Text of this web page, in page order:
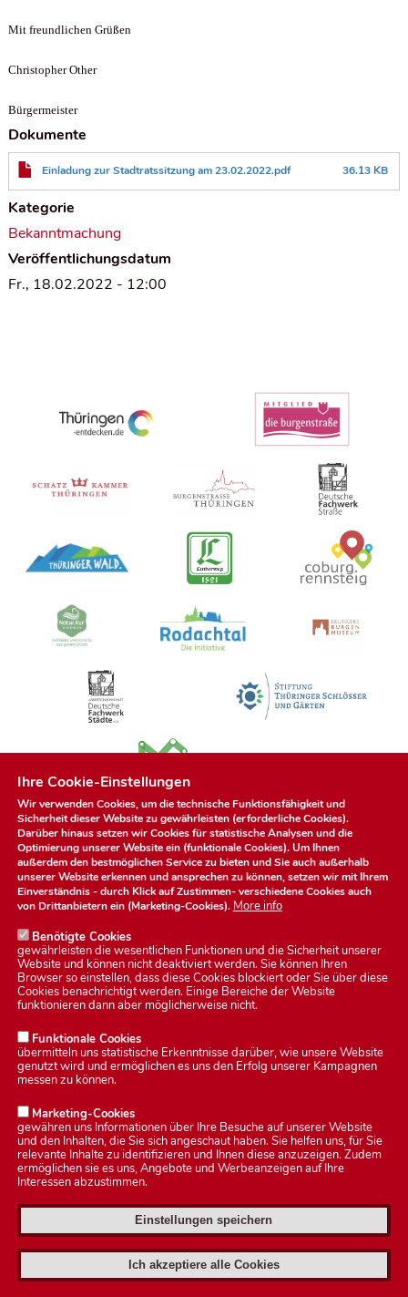
Mit freundlichen Grüßen
Christopher Other
Bürgermeister
Dokumente
Einladung zur Stadtratssitzung am 23.02.2022.pdf 36.13 KB
Kategorie
Bekanntmachung
Veröffentlichungsdatum
Fr., 18.02.2022 - 12:00
Datenschutzerklärung
Impressum
© 2026 Stadt Heldburg.Alle Rechte vorbehalten.
U
Anmelden
Ihre Cookie-Einstellungen
Wir verwenden Cookies, um die technische Funktionsfähigkeit und
Sicherheit dieser Website zu gewährleisten (erforderliche Cookies).
Darüber hinaus setzen wir Cookies für statistische Analysen und die
Optimierung unserer Website ein (funktionale Cookies). Um Ihnen
außerdem den bestmöglichen Service zu bieten und Sie auch außerhalb
unserer Website erkennen und ansprechen zu können, setzen wir mit Ihrem
Einverständnis - durch Klick aufZustimmen- verschiedene Cookies auch
von Drittanbietern ein (Marketing-Cookies). More info
Benötigte Cookies
gewährleisten die wesentlichen Funktionen und die Sicherheit unserer
Website und können nicht deaktiviert werden. Sie können Ihren
Browser so einstellen, dass diese Cookies blockiert oder Sie über diese
Cookies benachrichtigt werden. Einige Bereiche der Website
funktionieren dann aber möglicherweise nicht.
Funktionale Cookies
übermitteln uns statistische Erkenntnisse darüber, wie unsere Website
genutzt wird und ermöglichen es uns den Erfolg unserer Kampagnen
messen zu können.
Marketing-Cookies
gewähren uns Informationen über Ihre Besuche auf unserer Website
und den Inhalten, die Sie sich angeschaut haben. Sie helfen uns, für Sie
relevante Inhalte zu identifizieren und Ihnen diese anzuzeigen. Zudem
ermöglichen sie es uns, Angebote und Werbeanzeigen auf Ihre
Interessen abzustimmen.
Einstellungen speichern
Ich akzeptiere alle Cookies